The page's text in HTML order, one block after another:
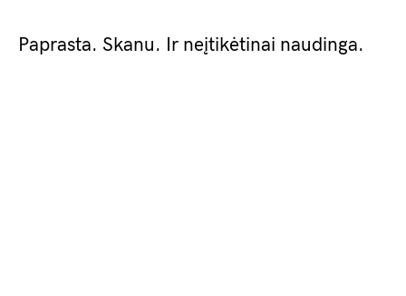
Paprasta. Skanu. Ir neįtikėtinai naudinga.